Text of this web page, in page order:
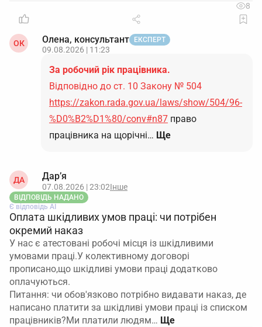
8
ОК Олена, консультант ЕКСПЕРТ
09.08.2026 | 11:23
За робочий рік працівника.
Відповідно до ст. 10 Закону № 504
https://zakon.rada.gov.ua/laws/show/504/96-
%D0%B2%D1%80/conv#n87 право
працівника на щорічні… Ще
ДА Дар’я
07.08.2026 | 23:02Інше
ВІДПОВІДЬ НАДАНО
Є відповідь АІ
Оплата шкідливих умов праці: чи потрібен
окремий наказ
У нас є атестовані робочі місця із шкідливими
умовами праці.У колективному договорі
прописано,що шкідливі умови праці додатково
оплачуються.
Питання: чи обов'язково потрібно видавати наказ, де
написано платити за шкідливі умови праці із списком
працівників?Ми платили людям…